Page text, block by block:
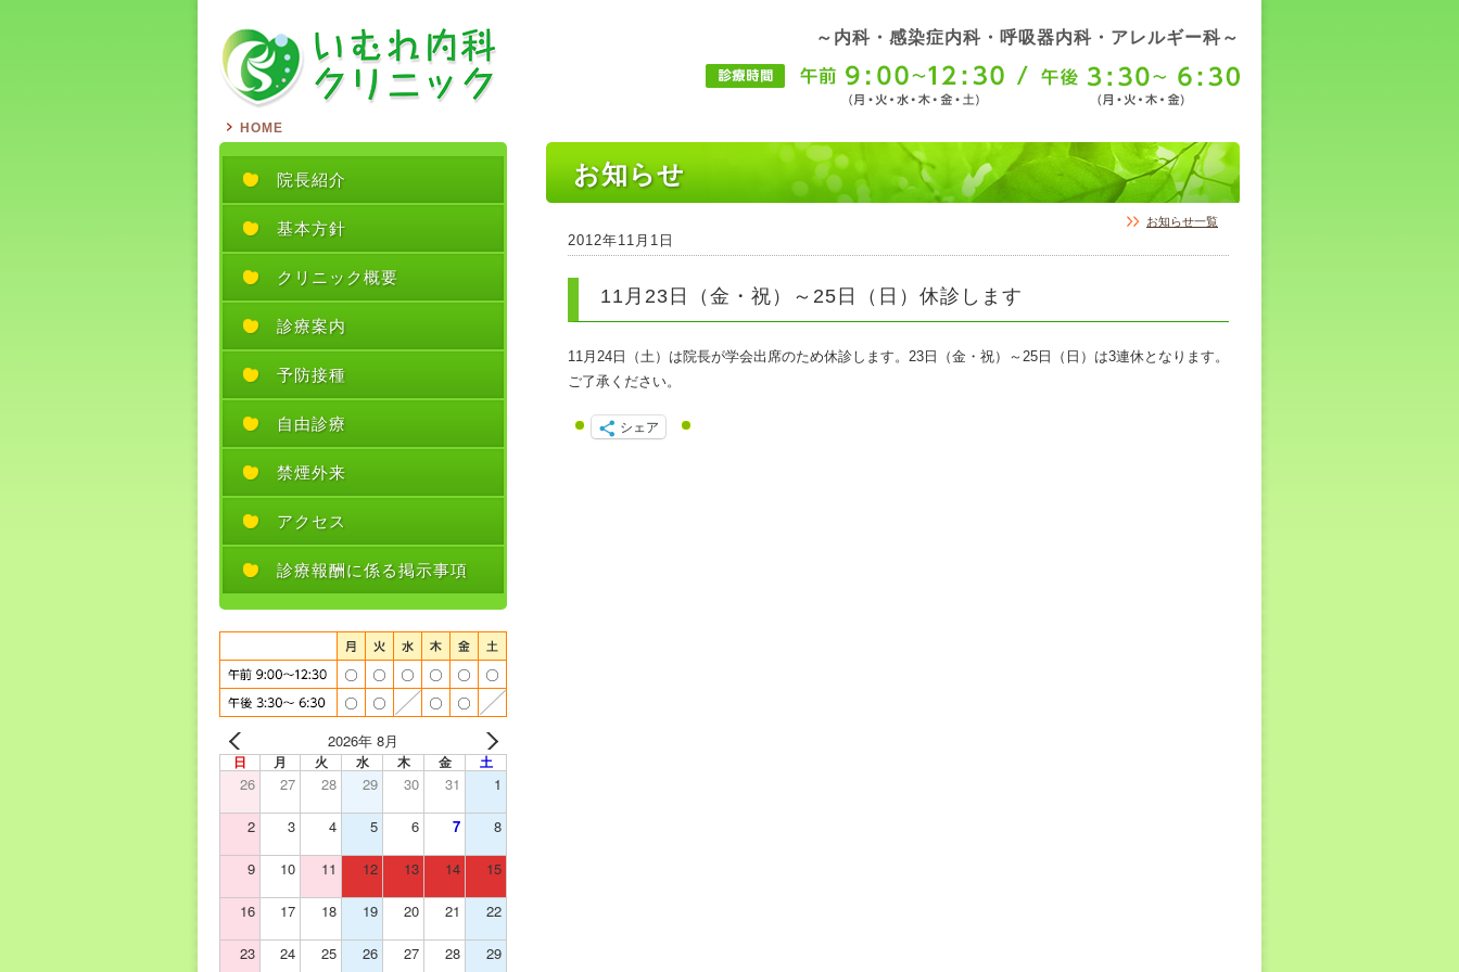
～内科・感染症内科・呼吸器内科・アレルギー科～
HOME
お知らせ
お知らせ一覧
2012年11月1日
11月23日（金・祝）～25日（日）休診します
11月24日（土）は院長が学会出席のため休診します。23日（金・祝）～25日（日）は3連休となります。
ご了承ください。
シェア
院長紹介
基本方針
クリニック概要
診療案内
予防接種
自由診療
禁煙外来
アクセス
診療報酬に係る掲示事項
2026年 8月
日 月 火 水 木 金 土
26 27 28 29 30 31 1
2 3 4 5 6 7 8
9 10 11 12 13 14 15
16 17 18 19 20 21 22
23 24 25 26 27 28 29